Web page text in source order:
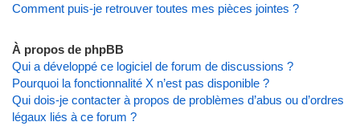
Comment puis-je retrouver toutes mes pièces jointes ?
À propos de phpBB
Qui a développé ce logiciel de forum de discussions ?
Pourquoi la fonctionnalité X n’est pas disponible ?
Qui dois-je contacter à propos de problèmes d’abus ou d’ordres
légaux liés à ce forum ?